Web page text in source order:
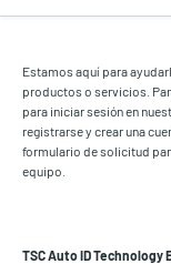
Estamos aquí para
productos o servicios.
para iniciar sesión en
registrarse y crear una
formulario de solicitud
equipo.
TSC Auto ID Technology